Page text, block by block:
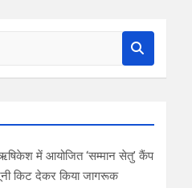
में आयोजित ‘सम्मान सेतु’ कैंप
किट देकर किया जागरूक